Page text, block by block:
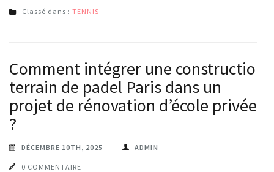
Classé dans : TENNIS
Comment intégrer une construction
terrain de padel Paris dans un
projet de rénovation d’école privée
?
DÉCEMBRE 10TH, 2025 ADMIN
0 COMMENTAIRE